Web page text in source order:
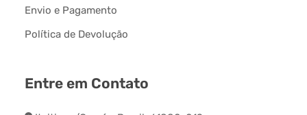
Envio e Pagamento
Política de Devolução
Entre em Contato